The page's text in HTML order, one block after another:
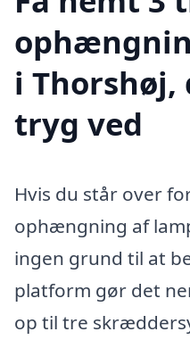
i
tryg ved
Hvis du står over
ophængning af
ingen grund til at
platform gør det
op til tre